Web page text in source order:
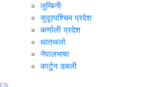
लुम्बिनी
सुदूरपश्चिम प्रदेश
कर्णाली प्रदेश
थातथलो
नेपालभाषा
कार्टुन डबली